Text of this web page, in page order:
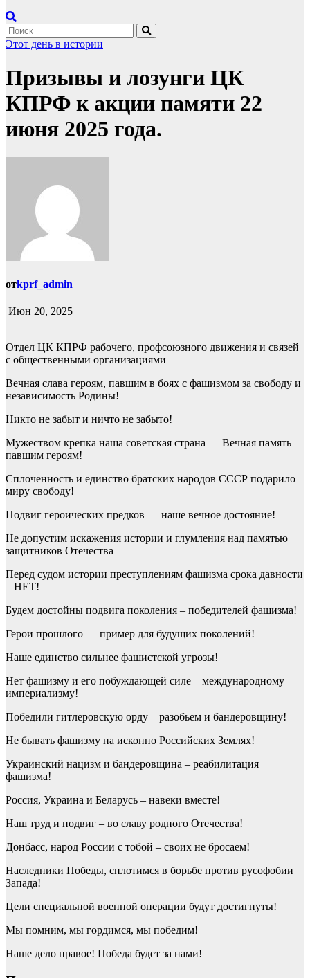
Этот день в истории
Призывы и лозунги ЦК
КПРФ к акции памяти 22
июня 2025 года.
отkprf_admin
Июн 20, 2025
Отдел ЦК КПРФ рабочего, профсоюзного движения и связей
с общественными организациями
Вечная слава героям, павшим в боях с фашизмом за свободу и
независимость Родины!
Никто не забыт и ничто не забыто!
Мужеством крепка наша советская страна — Вечная память
павшим героям!
Сплоченность и единство братских народов СССР подарило
миру свободу!
Подвиг героических предков — наше вечное достояние!
Не допустим искажения истории и глумления над памятью
защитников Отечества
Перед судом истории преступлениям фашизма срока давности
– НЕТ!
Будем достойны подвига поколения – победителей фашизма!
Герои прошлого — пример для будущих поколений!
Наше единство сильнее фашистской угрозы!
Нет фашизму и его побуждающей силе – международному
империализму!
Победили гитлеровскую орду – разобьем и бандеровщину!
Не бывать фашизму на исконно Российских Землях!
Украинский нацизм и бандеровщина – реабилитация
фашизма!
Россия, Украина и Беларусь – навеки вместе!
Наш труд и подвиг – во славу родного Отечества!
Донбасс, народ России с тобой – своих не бросаем!
Наследники Победы, сплотимся в борьбе против русофобии
Запада!
Цели специальной военной операции будут достигнуты!
Мы помним, мы гордимся, мы победим!
Наше дело правое! Победа будет за нами!